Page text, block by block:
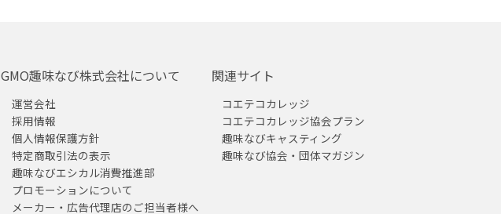
GMO趣味なび株式会社について
運営会社
採用情報
個人情報保護方針
特定商取引法の表示
趣味なびエシカル消費推進部
プロモーションについて
メーカー・広告代理店のご担当者様へ
関連サイト
コエテコカレッジ
コエテコカレッジ協会プラン
趣味なびキャスティング
趣味なび協会・団体マガジン